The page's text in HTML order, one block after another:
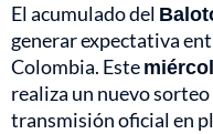
El acumulado del
generar expectativa
Colombia. Este
realiza un nuevo
transmisión oficial en